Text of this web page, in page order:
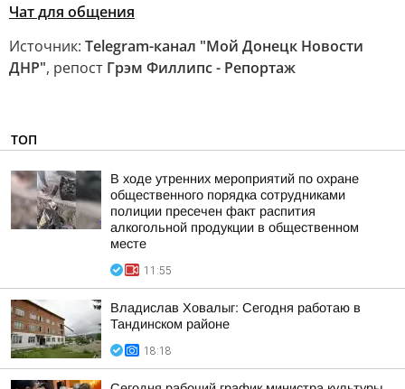
Чат для общения
Источник: Telegram-канал "Мой Донецк Новости
ДНР", репост Грэм Филлипс - Репортаж
ТОП
В ходе утренних мероприятий по охране
общественного порядка сотрудниками
полиции пресечен факт распития
алкогольной продукции в общественном
месте
11:55
Владислав Ховалыг: Сегодня работаю в
Тандинском районе
18:18